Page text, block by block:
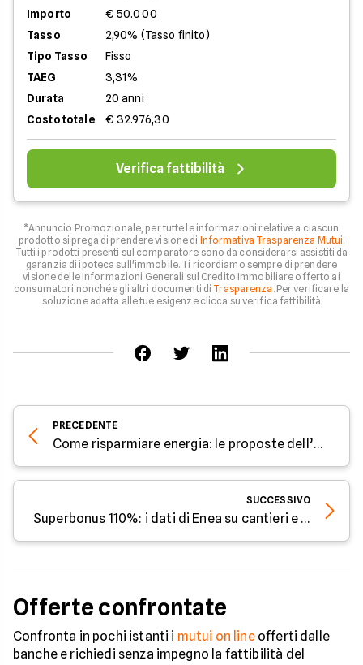
Importo
€ 50.000
Tasso
2,90% (Tasso finito)
Tipo Tasso
Fisso
TAEG
3,31%
Durata
20 anni
Costo totale
€ 32.976,30
Verifica fattibilità
*Annuncio Promozionale, per tutte le informazioni relative a ciascun
prodotto si prega di prendere visione di Informativa Trasparenza Mutui.
Tutti i prodotti presenti sul comparatore sono da considerarsi assistiti da
garanzia di ipoteca sull'immobile. Ti ricordiamo sempre di prendere
visione delle Informazioni Generali sul Credito Immobiliare offerto ai
consumatori nonché agli altri documenti di Trasparenza . Per verificare la
soluzione adatta alle tue esigenze clicca su verifica fattibilità
PRECEDENTE
Come risparmiare energia: le proposte dell’Enea
SUCCESSIVO
Superbonus 110%: i dati di Enea su cantieri e investimenti
Offerte confrontate
Confronta in pochi istanti i mutui on lineofferti dalle
banche e richiedi senza impegno la fattibilità del